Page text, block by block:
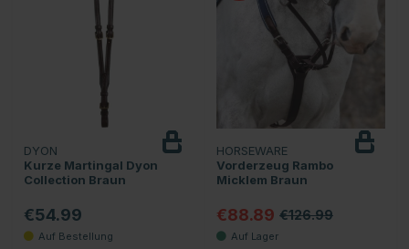
DYON
Kurze Martingal Dyon
Collection Braun
€54.99
HORSEWARE
Vorderzeug Rambo
Micklem Braun
€88.89 €126.99